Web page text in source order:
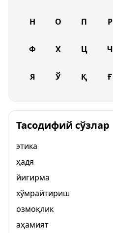
Н О П Р
Ф Х Ц Ч
Я Ў Қ Ғ
Тасодифий сўзлар
этика
ҳадя
йигирма
хўмрайтириш
озмоқлик
аҳамият